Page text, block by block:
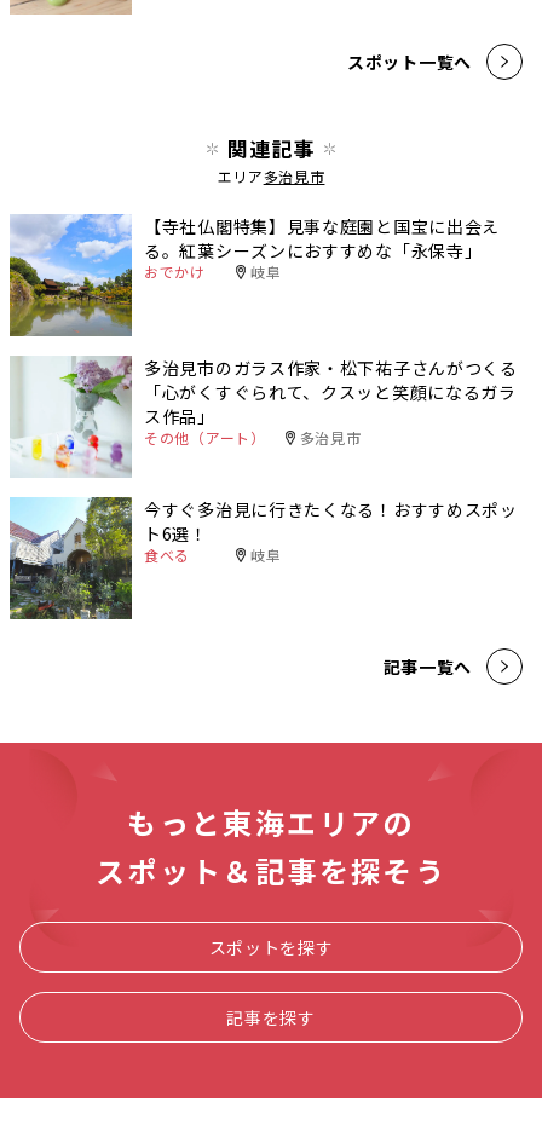
スポット一覧へ
関連記事
エリア多治見市
【寺社仏閣特集】見事な庭園と国宝に出会え
る。紅葉シーズンにおすすめな「永保寺」
おでかけ 岐阜
多治見市のガラス作家・松下祐子さんがつくる
「心がくすぐられて、クスッと笑顔になるガラ
ス作品」
その他（アート） 多治見市
今すぐ多治見に行きたくなる！おすすめスポッ
ト6選！
食べる 岐阜
記事一覧へ
もっと東海エリアの
スポット＆記事を探そう
スポットを探す
記事を探す